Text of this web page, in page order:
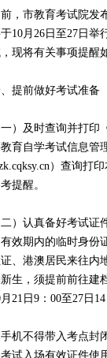
市教育考试院发布
10月26日至27日
，现将有关事项提
前做好考试准备
及时查询并打印《
育自学考试信息管
）查询打
提醒。
认真备好考试证件
效期内的临时身份
、港澳居民来往内
生，须提前前往建
21日9：00至27日
不得带入考点封闭
试入场有效证件使